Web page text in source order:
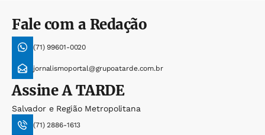
Fale com a Redação
(71) 99601-0020
jornalismoportal@grupoatarde.com.br
AssineA TARDE
Salvador e Região Metropolitana
(71) 2886-1613